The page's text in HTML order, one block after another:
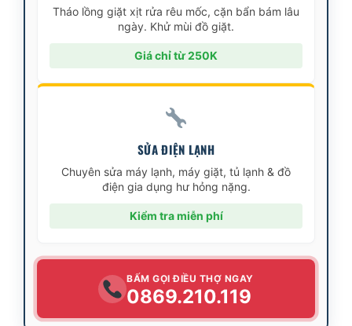
Tháo lồng giặt xịt rửa rêu mốc, cặn bẩn bám lâu
ngày. Khử mùi đồ giặt.
Giá chỉ từ 250K
SỬA ĐIỆN LẠNH
Chuyên sửa máy lạnh, máy giặt, tủ lạnh & đồ
điện gia dụng hư hỏng nặng.
Kiểm tra miễn phí
BẤM GỌI ĐIỀU THỢ NGAY
0869.210.119